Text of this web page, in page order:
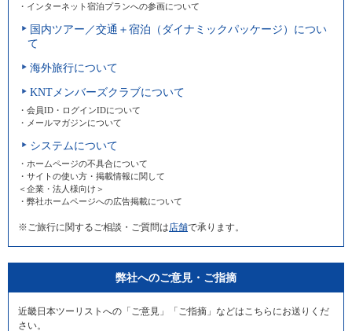
・インターネット宿泊プランへの参画について
国内ツアー／交通＋宿泊（ダイナミックパッケージ）につい
て
海外旅行について
KNTメンバーズクラブについて
・会員ID・ログインIDについて
・メールマガジンについて
システムについて
・ホームページの不具合について
・サイトの使い方・掲載情報に関して
＜企業・法人様向け＞
・弊社ホームページへの広告掲載について
※ご旅行に関するご相談・ご質問は 店舗で承ります。
弊社へのご意見・ご指摘
近畿日本ツーリストへの「ご意見」「ご指摘」などはこちらにお送りくだ
さい。